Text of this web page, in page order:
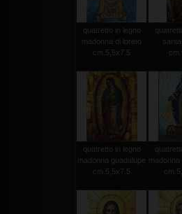
quatretto in legno
madonna di loreto
cm.5,5x7.5
quatretto in legno
madonna guadalupe
cm.5,5x7.5